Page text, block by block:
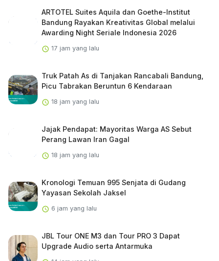
ARTOTEL Suites Aquila dan Goethe-Institut
Bandung Rayakan Kreativitas Global melalui
Awarding Night Seriale Indonesia 2026
17 jam yang lalu
Truk Patah As di Tanjakan Rancabali Bandung,
Picu Tabrakan Beruntun 6 Kendaraan
18 jam yang lalu
Jajak Pendapat: Mayoritas Warga AS Sebut
Perang Lawan Iran Gagal
18 jam yang lalu
Kronologi Temuan 995 Senjata di Gudang
Yayasan Sekolah Jaksel
6 jam yang lalu
JBL Tour ONE M3 dan Tour PRO 3 Dapat
Upgrade Audio serta Antarmuka